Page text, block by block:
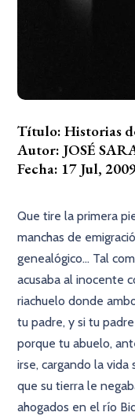
Título:Historias
Autor: JOSÉ
Fecha: 17 Jul,
Que tire la primera
manchas de
genealógico… Tal
acusaba al inocente
riachuelo donde
tu padre, y si tu
porque tu abuelo,
irse, cargando la
que su tierra le
ahogados en el río